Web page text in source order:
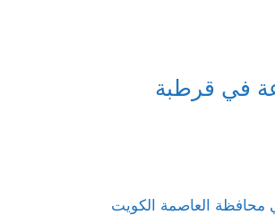
في قرطبة
محافظة العاصمة الكويت